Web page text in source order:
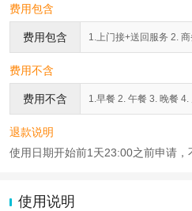
费用包含
费用包含 1.上门接+送回服务 2.
费用不含
费用不含 1.早餐 2. 午餐 3. 晚餐
退款说明
使用日期开始前1天23:00之前申请
使用说明